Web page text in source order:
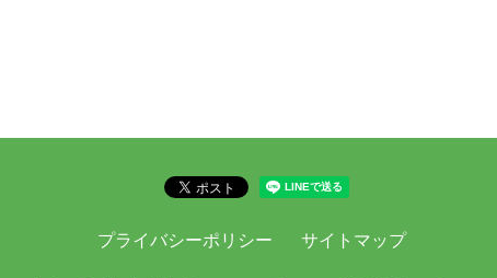
プライバシーポリシー サイトマップ